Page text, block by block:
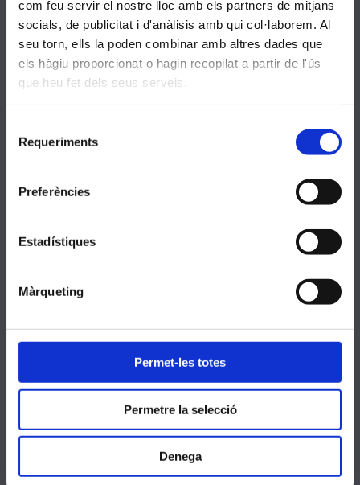
com feu servir el nostre lloc amb els partners de mitjans
socials, de publicitat i d'anàlisis amb qui col·laborem. Al
seu torn, ells la poden combinar amb altres dades que
els hàgiu proporcionat o hagin recopilat a partir de l'ús
que heu fet dels seus serveis.
Requeriments
Preferències
Estadístiques
Màrqueting
Permet-les totes
Permetre la selecció
Denega
Dades de contacte
Secció Sant LLuís
C/ Sant Climent 8
93.639.00.11
secretaria@begues.manyanet.org
Horari d'atenció i secretaria: 8:00 - 18:00
Secció Bosch